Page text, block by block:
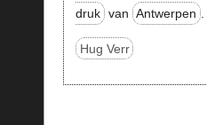
druk van Antwerpen
Hug Verr